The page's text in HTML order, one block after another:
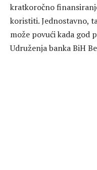
kratkoročno
koristiti. Jednostavno,
može povući kada god
Udruženja banka BiH